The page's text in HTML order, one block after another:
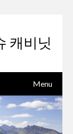
캐비닛
Menu